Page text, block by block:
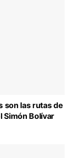
son las rutas de
Simón Bolívar